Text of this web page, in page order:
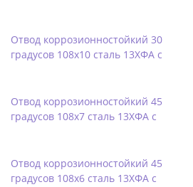
Отвод коррозионностойкий 30
градусов 108х10 сталь 13ХФА с
Отвод коррозионностойкий 45
градусов 108х7 сталь 13ХФА с
Отвод коррозионностойкий 45
градусов 108х6 сталь 13ХФА с